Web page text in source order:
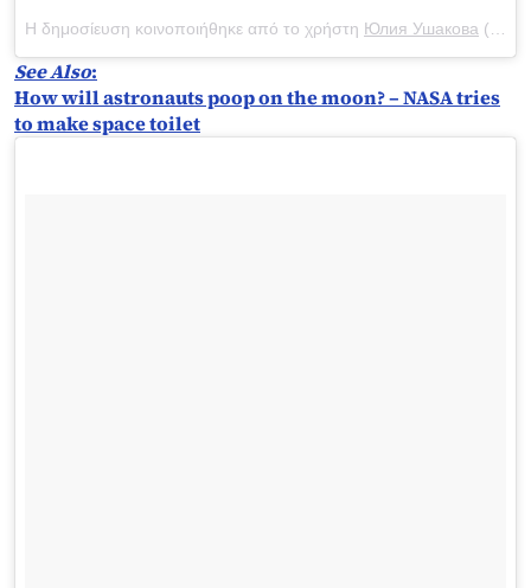
Η δημοσίευση κοινοποιήθηκε από το χρήστη Юлия Ушакова (@yulia_ushakova) στις
See Also:
How will astronauts poop on the moon? – NASA tries
to make space toilet